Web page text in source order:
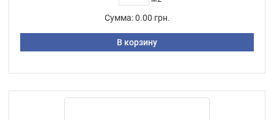
Сумма: 0.00 грн.
В корзину